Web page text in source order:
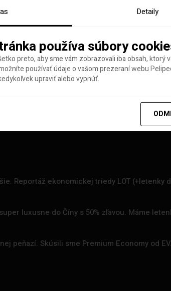
tohto týždňa
Reportáž ekonomickej triedy LOT (+letenky
luxusne do Číny s 50% zľavou. Máme
peňazí. Skúsili sme Premium Economy od
Detaily
používa súbory
preto, aby sme vám zobrazovali iba obsah, ktorý
používať údaje o vašom prezeraní webu
upraviť alebo vypnúť.